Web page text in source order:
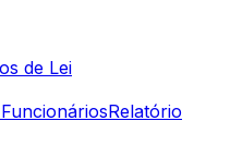
de Lei
Relatório